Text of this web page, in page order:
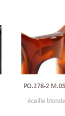
PO.278-2
écaille blonde